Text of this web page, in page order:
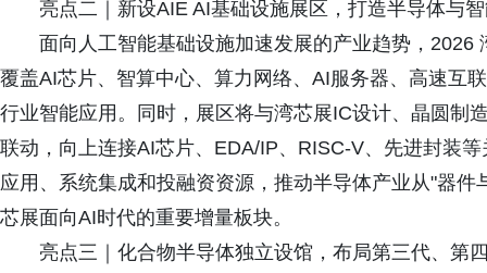
亮点二｜新设AIE AI基础设施展区，打造半导体与
面向人工智能基础设施加速发展的产业趋势，
覆盖AI芯片、智算中心、算力网络、AI服务器、高速互
行业智能应用。同时，展区将与湾芯展IC设计、晶圆制
联动，向上连接AI芯片、EDA/IP、RISC-V、先进封装
应用、系统集成和投融资资源，推动半导体产业从"器
芯展面向AI时代的重要增量板块。
亮点三｜化合物半导体独立设馆，布局第三代、第